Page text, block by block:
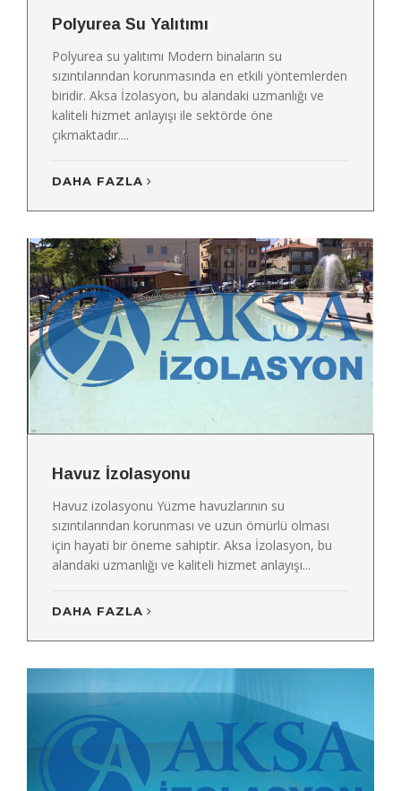
Polyurea Su Yalıtımı
Polyurea su yalıtımı Modern binaların su
sızıntılarından korunmasında en etkili yöntemlerden
biridir. Aksa İzolasyon, bu alandaki uzmanlığı ve
kaliteli hizmet anlayışı ile sektörde öne
çıkmaktadır....
DAHA FAZLA
Havuz İzolasyonu
Havuz izolasyonu Yüzme havuzlarının su
sızıntılarından korunması ve uzun ömürlü olması
için hayati bir öneme sahiptir. Aksa İzolasyon, bu
alandaki uzmanlığı ve kaliteli hizmet anlayışı...
DAHA FAZLA